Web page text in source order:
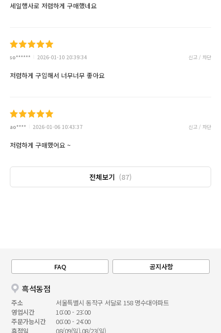
세일행사로 저렴하게 구매했네요
so****** 2026-01-10 20:39:34 신고 / 차단
저렴하게 구입해서 너무너무 좋아요
ao**** 2026-01-06 10:43:37 신고 / 차단
저렴하게 구매했어요 ~
전체보기 (87)
FAQ 공지사항
흑석동점
주소
서울특별시 동작구 서달로 158 명수대아파트
영업시간
10:00 - 23:00
주문가능시간
00:00 - 24:00
휴점일
08/09(일),08/23(일)